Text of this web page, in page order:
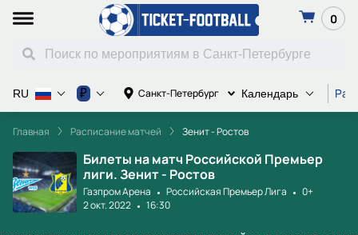
0
Санкт-Петербург Календарь
RU ₽
Главная Расписание матчей Зенит - Ростов
Билеты на матч Российской Премьер
лиги. Зенит - Ростов
Газпром Арена Российская Премьер Лига
0+
2 окт. 2022
16:30